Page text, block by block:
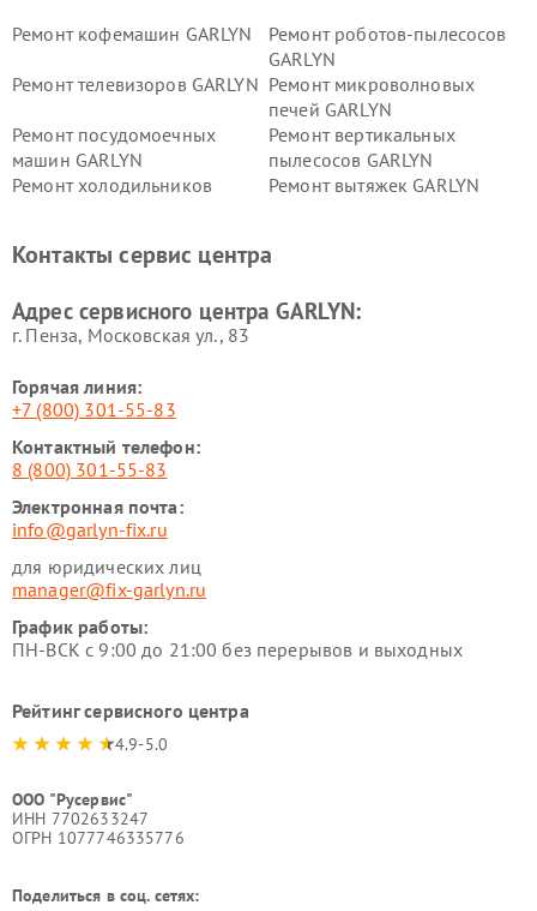
Ремонт кофемашин GARLYN
Ремонт роботов-пылесосов
GARLYN
Ремонт телевизоров GARLYN Ремонт микроволновых
печей GARLYN
Ремонт посудомоечных
машин GARLYN
Ремонт вертикальных
пылесосов GARLYN
Ремонт холодильников
Ремонт вытяжек GARLYN
стеклоочистителей GARLYN
GARLYN
GARLYN
Контакты сервис центра
Адрес сервисного центра GARLYN:
г. Пенза, Московская ул., 83
Горячая линия:
+7 (800) 301-55-83
Контактный телефон:
8 (800) 301-55-83
Электронная почта:
info@garlyn-fix.ru
для юридических лиц
manager@fix-garlyn.ru
График работы:
ПН-ВСК с 9:00 до 21:00 без перерывов и выходных
Рейтинг сервисного центра
4.9-5.0
ООО "Русервис"
ИНН 7702633247
ОГРН 1077746335776
Поделиться в соц. сетях: